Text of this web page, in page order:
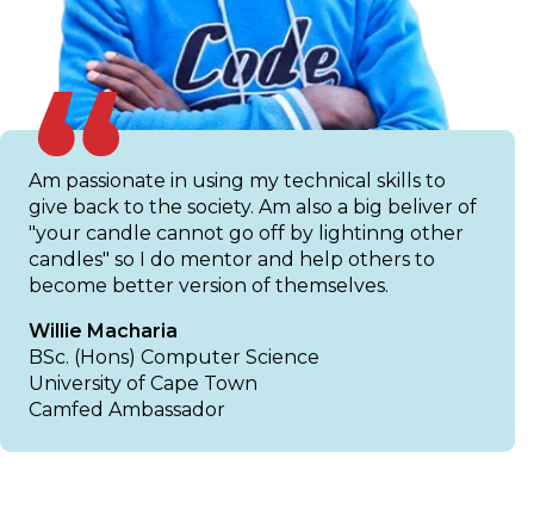
Am passionate in using my technical skills to
give back to the society. Am also a big beliver of
"your candle cannot go off by lightinng other
candles" so I do mentor and help others to
become better version of themselves.
Willie Macharia
BSc. (Hons) Computer Science
University of Cape Town
Camfed Ambassador